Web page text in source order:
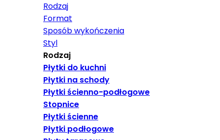
Rodzaj
Format
Sposób wykończenia
Styl
Rodzaj
Płytki do kuchni
Płytki na schody
Płytki ścienno-podłogowe
Stopnice
Płytki ścienne
Płytki podłogowe